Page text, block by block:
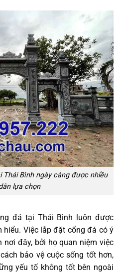
Bình ngày càng được nhiều
lựa chọn
đá tại Thái Bình luôn được
Việc lắp đặt cổng đá có ý
đây, bởi họ quan niệm việc
bảo vệ cuộc sống tốt hơn,
yếu tố không tốt bên ngoài